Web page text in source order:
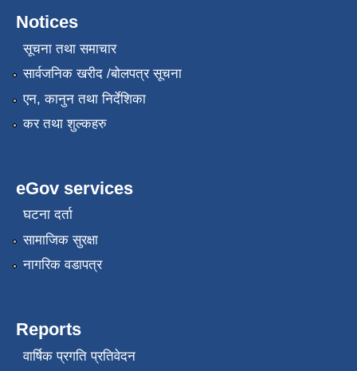
Notices
सूचना तथा समाचार
सार्वजनिक खरीद /बोलपत्र सूचना
एन, कानुन तथा निर्देशिका
कर तथा शुल्कहरु
eGov services
घटना दर्ता
सामाजिक सुरक्षा
नागरिक वडापत्र
Reports
वार्षिक प्रगति प्रतिवेदन